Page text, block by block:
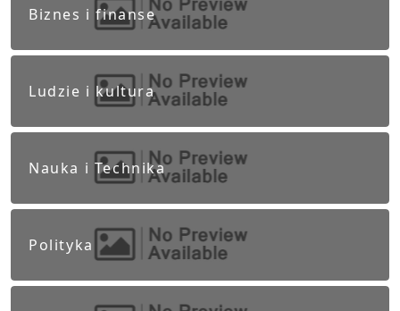
Biznes i finanse
Ludzie i kultura
Nauka i Technika
Polityka